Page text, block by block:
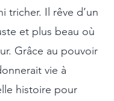
tricher. Il rêve d’un
et plus beau où
Grâce au pouvoir
vie à
histoire pour